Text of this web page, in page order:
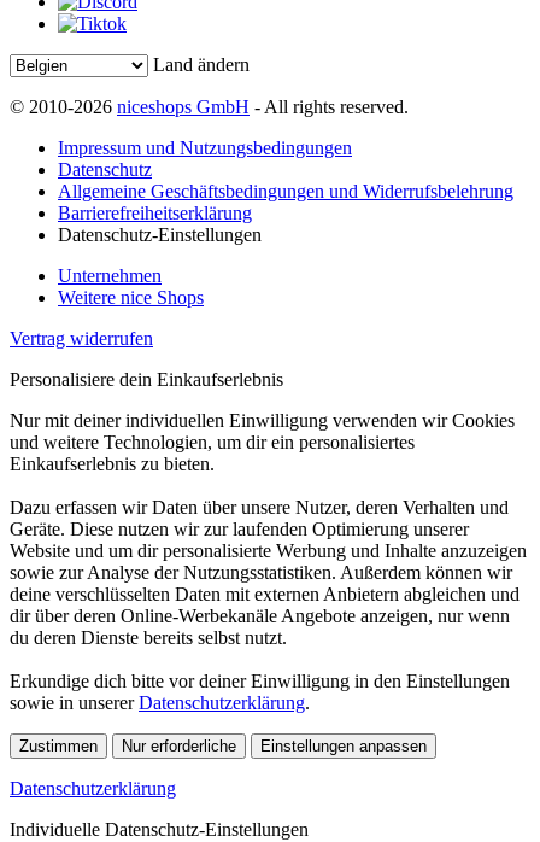
Land ändern
© 2010-2026 niceshops GmbH - All rights reserved.
Impressum und Nutzungsbedingungen
Datenschutz
Allgemeine Geschäftsbedingungen und Widerrufsbelehrung
Barrierefreiheitserklärung
Datenschutz-Einstellungen
Unternehmen
Weitere nice Shops
Vertrag widerrufen
Personalisiere dein Einkaufserlebnis
Nur mit deiner individuellen Einwilligung verwenden wir Cookies
und weitere Technologien, um dir ein personalisiertes
Einkaufserlebnis zu bieten.
Dazu erfassen wir Daten über unsere Nutzer, deren Verhalten und
Geräte. Diese nutzen wir zur laufenden Optimierung unserer
Website und um dir personalisierte Werbung und Inhalte anzuzeigen
sowie zur Analyse der Nutzungsstatistiken. Außerdem können wir
deine verschlüsselten Daten mit externen Anbietern abgleichen und
dir über deren Online-Werbekanäle Angebote anzeigen, nur wenn
du deren Dienste bereits selbst nutzt.
Erkundige dich bitte vor deiner Einwilligung in den Einstellungen
sowie in unsererDatenschutzerklärung.
Zustimmen Nur erforderliche Einstellungen anpassen
Datenschutzerklärung
Individuelle Datenschutz-Einstellungen